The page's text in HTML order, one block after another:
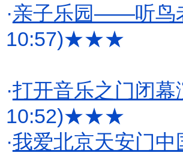
·亲子乐园——听鸟
10:57)★★★
·打开音乐之门闭
10:52)★★★
·我爱北京天安门